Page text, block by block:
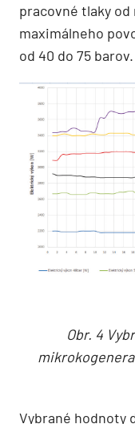
pracovné tlaky od
maximálneho
od 40 do 75 barov.
Obr. 4
Vybrané hodnoty